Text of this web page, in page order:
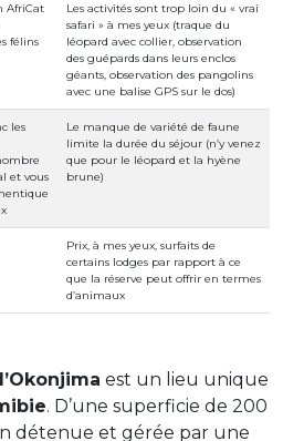
AfriCat
félins
Les activités sont trop loin du « vrai
safari » à mes yeux (traque du
léopard avec collier, observation
des guépards dans leurs enclos
géants, observation des pangolins
avec une balise GPS sur le dos)
les
et vous
Le manque de variété de faune
limite la durée du séjour (n’y venez
que pour le léopard et la hyène
brune)
Prix, à mes yeux, surfaits de
certains lodges par rapport à ce
que la réserve peut offrir en termes
d’animaux
est un lieu unique
. D’une superficie de 200
détenue et gérée par une